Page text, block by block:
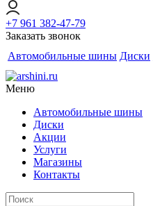
+7 961 382-47-79
Заказать звонок
Автомобильные шины Диски
Меню
Автомобильные шины
Диски
Акции
Услуги
Магазины
Контакты